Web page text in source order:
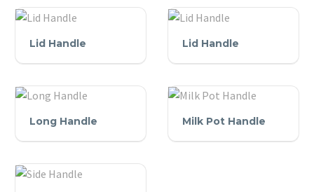
Handle
Lid Handle
Handle
Lid Handle
Long Handle Milk Pot Handle